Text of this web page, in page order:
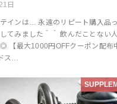
日
インは… 永遠のリピート購入品
てみました＾＾ 飲んだことない
◎ 【最大1000円OFFクーポン配
ス…